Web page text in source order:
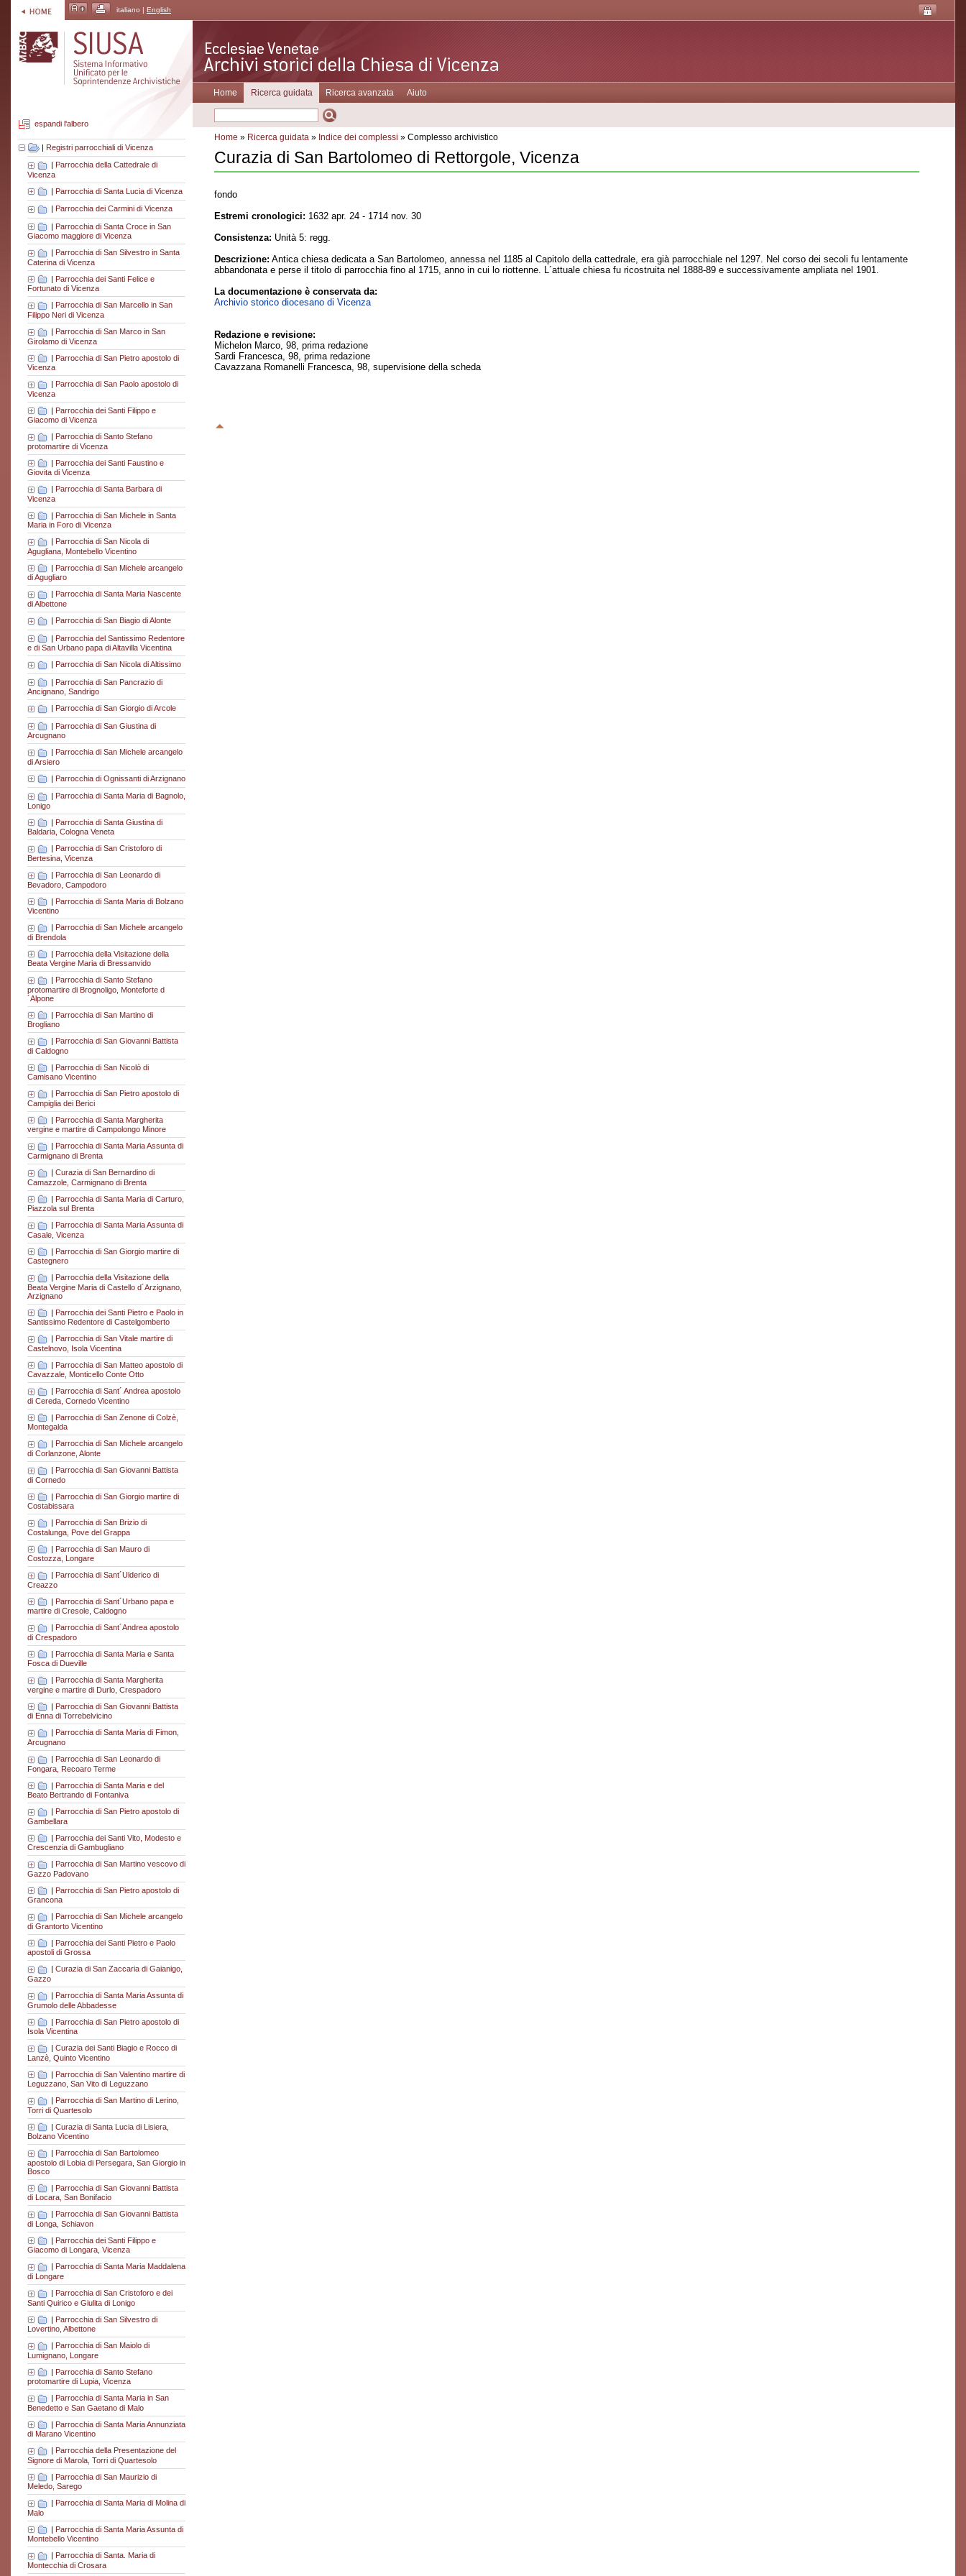
italiano | English
espandi l'albero
| Registri parrocchiali di Vicenza
| Parrocchia della Cattedrale di
Vicenza
| Parrocchia di Santa Lucia di Vicenza
Parrocchia dei Carmini di Vicenza
| Parrocchia di Santa Croce in San
Giacomo maggiore di Vicenza
Parrocchia di San Silvestro in Santa
Caterina di Vicenza
| Parrocchia dei Santi Felice e
Fortunato di Vicenza
Parrocchia di San Marcello in San
Filippo Neri di Vicenza
| Parrocchia di San Marco in San
Girolamo di Vicenza
| Parrocchia di San Pietro apostolo di
Vicenza
| Parrocchia di San Paolo apostolo di
Vicenza
| Parrocchia dei Santi Filippo e
Giacomo di Vicenza
| Parrocchia di Santo Stefano
protomartire di Vicenza
| Parrocchia dei Santi Faustino e
Giovita di Vicenza
Parrocchia di Santa Barbara di
Vicenza
| Parrocchia di San Michele in Santa
Maria in Foro di Vicenza
Parrocchia di San Nicola di
Agugliana, Montebello Vicentino
| Parrocchia di San Michele arcangelo
di Agugliaro
Parrocchia di Santa Maria Nascente
di Albettone
| Parrocchia di San Biagio di Alonte
| Parrocchia del Santissimo Redentore
e di San Urbano papa di Altavilla Vicentina
| Parrocchia di San Nicola di Altissimo
| Parrocchia di San Pancrazio di
Ancignano, Sandrigo
| Parrocchia di San Giorgio di Arcole
| Parrocchia di San Giustina di
Arcugnano
Parrocchia di San Michele arcangelo
di Arsiero
| Parrocchia di Ognissanti di Arzignano
Parrocchia di Santa Maria di Bagnolo,
Lonigo
| Parrocchia di Santa Giustina di
Baldaria, Cologna Veneta
Parrocchia di San Cristoforo di
Bertesina, Vicenza
| Parrocchia di San Leonardo di
Bevadoro, Campodoro
| Parrocchia di Santa Maria di Bolzano
Vicentino
| Parrocchia di San Michele arcangelo
di Brendola
| Parrocchia della Visitazione della
Beata Vergine Maria di Bressanvido
| Parrocchia di Santo Stefano
protomartire di Brognoligo, Monteforte d
´Alpone
| Parrocchia di San Martino di
Brogliano
Parrocchia di San Giovanni Battista
di Caldogno
| Parrocchia di San Nicolò di
Camisano Vicentino
Parrocchia di San Pietro apostolo di
Campiglia dei Berici
| Parrocchia di Santa Margherita
vergine e martire di Campolongo Minore
Parrocchia di Santa Maria Assunta di
Carmignano di Brenta
| Curazia di San Bernardino di
Camazzole, Carmignano di Brenta
| Parrocchia di Santa Maria di Carturo,
Piazzola sul Brenta
| Parrocchia di Santa Maria Assunta di
Casale, Vicenza
| Parrocchia di San Giorgio martire di
Castegnero
| Parrocchia della Visitazione della
Beata Vergine Maria di Castello d´Arzignano,
Arzignano
| Parrocchia dei Santi Pietro e Paolo in
Santissimo Redentore di Castelgomberto
Parrocchia di San Vitale martire di
Castelnovo, Isola Vicentina
| Parrocchia di San Matteo apostolo di
Cavazzale, Monticello Conte Otto
Parrocchia di Sant´ Andrea apostolo
di Cereda, Cornedo Vicentino
| Parrocchia di San Zenone di Colzè,
Montegalda
Parrocchia di San Michele arcangelo
di Corlanzone, Alonte
| Parrocchia di San Giovanni Battista
di Cornedo
| Parrocchia di San Giorgio martire di
Costabissara
| Parrocchia di San Brizio di
Costalunga, Pove del Grappa
| Parrocchia di San Mauro di
Costozza, Longare
Parrocchia di Sant´Ulderico di
Creazzo
| Parrocchia di Sant´Urbano papa e
martire di Cresole, Caldogno
Parrocchia di Sant´Andrea apostolo
di Crespadoro
| Parrocchia di Santa Maria e Santa
Fosca di Dueville
Parrocchia di Santa Margherita
vergine e martire di Durlo, Crespadoro
| Parrocchia di San Giovanni Battista
di Enna di Torrebelvicino
Parrocchia di Santa Maria di Fimon,
Arcugnano
| Parrocchia di San Leonardo di
Fongara, Recoaro Terme
| Parrocchia di Santa Maria e del
Beato Bertrando di Fontaniva
| Parrocchia di San Pietro apostolo di
Gambellara
| Parrocchia dei Santi Vito, Modesto e
Crescenzia di Gambugliano
Parrocchia di San Martino vescovo di
Gazzo Padovano
| Parrocchia di San Pietro apostolo di
Grancona
Parrocchia di San Michele arcangelo
di Grantorto Vicentino
| Parrocchia dei Santi Pietro e Paolo
apostoli di Grossa
Curazia di San Zaccaria di Gaianigo,
Gazzo
| Parrocchia di Santa Maria Assunta di
Grumolo delle Abbadesse
| Parrocchia di San Pietro apostolo di
Isola Vicentina
| Curazia dei Santi Biagio e Rocco di
Lanzè, Quinto Vicentino
| Parrocchia di San Valentino martire di
Leguzzano, San Vito di Leguzzano
| Parrocchia di San Martino di Lerino,
Torri di Quartesolo
| Curazia di Santa Lucia di Lisiera,
Bolzano Vicentino
Parrocchia di San Bartolomeo
apostolo di Lobia di Persegara, San Giorgio in
Bosco
| Parrocchia di San Giovanni Battista
di Locara, San Bonifacio
Parrocchia di San Giovanni Battista
di Longa, Schiavon
| Parrocchia dei Santi Filippo e
Giacomo di Longara, Vicenza
Parrocchia di Santa Maria Maddalena
di Longare
| Parrocchia di San Cristoforo e dei
Santi Quirico e Giulita di Lonigo
| Parrocchia di San Silvestro di
Lovertino, Albettone
| Parrocchia di San Maiolo di
Lumignano, Longare
| Parrocchia di Santo Stefano
protomartire di Lupia, Vicenza
| Parrocchia di Santa Maria in San
Benedetto e San Gaetano di Malo
| Parrocchia di Santa Maria Annunziata
di Marano Vicentino
Parrocchia della Presentazione del
Signore di Marola, Torri di Quartesolo
| Parrocchia di San Maurizio di
Meledo, Sarego
Parrocchia di Santa Maria di Molina di
Malo
| Parrocchia di Santa Maria Assunta di
Montebello Vicentino
Parrocchia di Santa. Maria di
Montecchia di Crosara
Home Ricerca guidata Ricerca avanzata Aiuto
Home » Ricerca guidata » Indice dei complessi » Complesso archivistico
Curazia di San Bartolomeo di Rettorgole, Vicenza
fondo
Estremi cronologici: 1632 apr. 24 - 1714 nov. 30
Consistenza: Unità 5: regg.
Descrizione: Antica chiesa dedicata a San Bartolomeo, annessa nel 1185 al Capitolo della cattedrale, era già parrocchiale nel 1297. Nel corso dei secoli fu lentamente
abbandonata e perse il titolo di parrocchia fino al 1715, anno in cui lo riottenne. L´attuale chiesa fu ricostruita nel 1888-89 e successivamente ampliata nel 1901.
La documentazione è conservata da:
Archivio storico diocesano di Vicenza
Redazione e revisione:
Michelon Marco, 98, prima redazione
Sardi Francesca, 98, prima redazione
Cavazzana Romanelli Francesca, 98, supervisione della scheda